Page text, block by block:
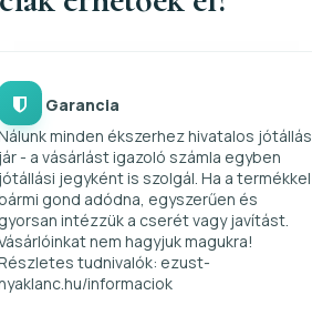
Garancia
minden ékszerhez hivatalos jótállás
jár - a vásárlást igazoló számla egyben
jótállási jegyként is szolgál. Ha a termékkel
gond adódna, egyszerűen és
gyorsan intézzük a cserét vagy javítást.
nem hagyjuk magukra!
tudnivalók: ezust-
informaciok